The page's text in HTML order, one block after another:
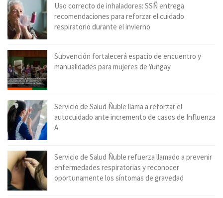
Uso correcto de inhaladores: SSÑ entrega
recomendaciones para reforzar el cuidado
respiratorio durante el invierno
Subvención fortalecerá espacio de encuentro y
manualidades para mujeres de Yungay
Servicio de Salud Ñuble llama a reforzar el
autocuidado ante incremento de casos de Influenza
A
Servicio de Salud Ñuble refuerza llamado a prevenir
enfermedades respiratorias y reconocer
oportunamente los síntomas de gravedad